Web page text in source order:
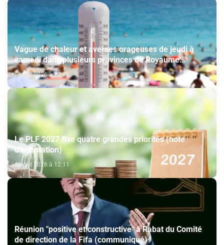
Vague de chaleur et averses orageuses de jeudi à
samedi dans plusieurs provinces du Royaume
(Bulletin d'alerte)
6 août 2026 à 12:21
Le PLF 2027 fixe quatre grandes priorités (note
d'orientation)
6 août 2026 à 12:11
Réunion "positive et constructive" à Rabat du Comité
de direction de la Fifa (communiqué)